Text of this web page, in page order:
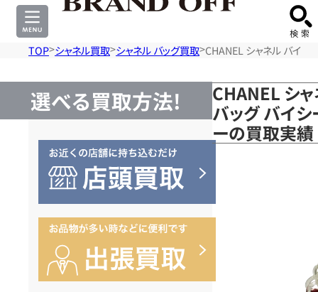
TOP シャネル買取 シャネル バッグ買取 CHANEL シャネル バイシ
選べる買取方法!
CHANEL シ
バッグ バイ
ーの買取実績